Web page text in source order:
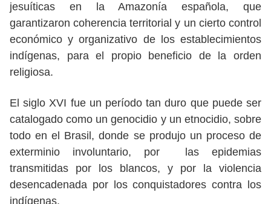
jesuíticas en la Amazonía española, que
garantizaron coherencia territorial y un cierto control
económico y organizativo de los establecimientos
indígenas, para el propio beneficio de la orden
religiosa.
El siglo XVI fue un período tan duro que puede ser
catalogado como un genocidio y un etnocidio, sobre
todo en el Brasil, donde se produjo un proceso de
exterminio involuntario, por las epidemias
transmitidas por los blancos, y por la violencia
desencadenada por los conquistadores contra los
indígenas.